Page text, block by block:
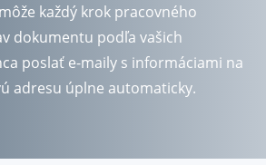
každý krok pracovného
dokumentu podľa vašich
poslať e-maily s informáciami na
adresu úplne automaticky.